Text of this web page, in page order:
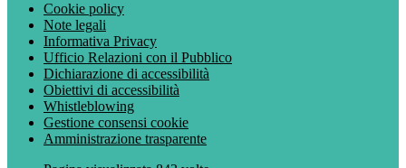
Cookie policy
Note legali
Informativa Privacy
Ufficio Relazioni con il Pubblico
Dichiarazione di accessibilità
Obiettivi di accessibilità
Whistleblowing
Gestione consensi cookie
Amministrazione trasparente